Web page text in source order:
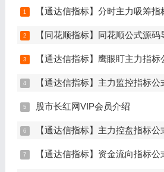
【通达信指标】分时主力吸筹指标公式，分
【同花顺指标】同花顺公式源码导
【通达信指标】鹰眼盯主力指标公式，发现
【通达信指标】主力监控指标公式，监控主力资
股市长红网VIP会员介绍
【通达信指标】主力控盘指标公式，监控到主力控盘时间越
【通达信指标】资金流向指标公式，主力